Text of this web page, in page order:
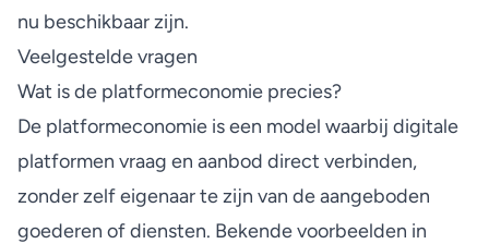
nu beschikbaar zijn.
Veelgestelde vragen
Wat is de platformeconomie precies?
De platformeconomie is een model waarbij digitale
platformen vraag en aanbod direct verbinden,
zonder zelf eigenaar te zijn van de aangeboden
goederen of diensten. Bekende voorbeelden in